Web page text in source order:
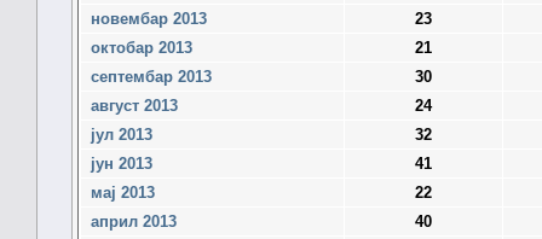
новембар 2013
23
октобар 2013
21
септембар 2013
30
август 2013
24
јул 2013
32
јун 2013
41
мај 2013
22
април 2013
40